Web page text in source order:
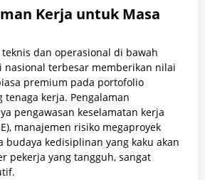
Kerja untuk Masa
dan operasional di bawah
nasional terbesar memberikan nilai
premium pada portofolio
tenaga kerja. Pengalaman
pengawasan keselamatan kerja
manajemen risiko megaproyek
budaya kedisiplinan yang kaku akan
pekerja yang tangguh, sangat